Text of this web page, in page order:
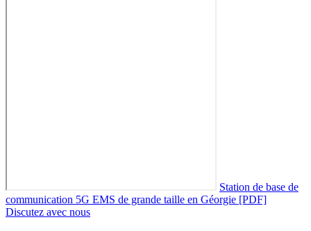
Station de base de
communication 5G EMS de grande taille en Géorgie [PDF]
Discutez avec nous